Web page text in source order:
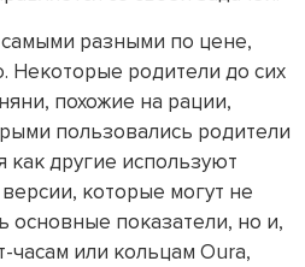
разными по цене,
Некоторые родители до сих
похожие на рации,
пользовались родители
как другие используют
которые могут не
основные показатели, но и,
часам или кольцам Oura,